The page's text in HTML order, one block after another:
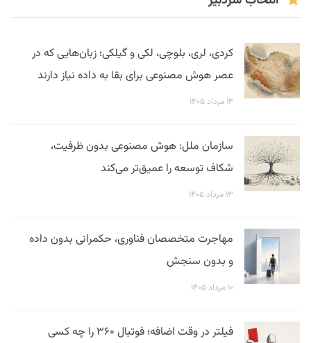
کردی، لری، بلوچی، لکی و گیلکی؛ زبان‌هایی که در
عصر هوش مصنوعی برای بقا به داده نیاز دارند
۱۴ مرداد ۱۴۰۵
سازمان ملل: هوش مصنوعی بدون ظرفیت،
شکاف توسعه را عمیق‌تر می‌کند
۱۳ مرداد ۱۴۰۵
مهاجرت متخصصان فناوری، حکمرانی بدون داده
و بدون سنجش
۱۰ مرداد ۱۴۰۵
فیلتر در وقت اضافه؛ فوتبال ۳۶۰ را چه کسی